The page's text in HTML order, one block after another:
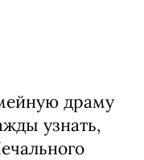
драму
узнать,